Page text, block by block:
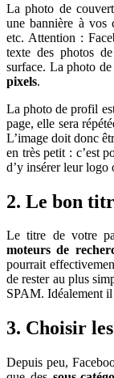
La photo de
une bannière à vos
etc. Attention :
texte des photos
surface. La photo
pixels.
La photo de profil
page, elle sera
L’image doit donc
en très petit : c’est
d’y insérer leur logo
2. Le bon
Le titre de votre
moteurs de
pourrait
de rester au plus
SPAM. Idéalement il
3. Choisir
Depuis peu,